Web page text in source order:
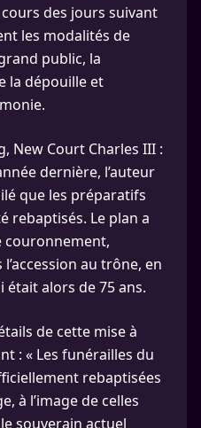
des jours suivant
les modalités de
public, la
la dépouille et
New Court Charles III :
dernière, l’auteur
que les préparatifs
rebaptisés. Le plan a
couronnement,
au trône, en
était alors de 75 ans.
de cette mise à
: « Les funérailles du
rebaptisées
à l’image de celles
souverain actuel